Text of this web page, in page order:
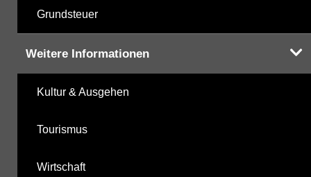
Grundsteuer
Weitere Informationen
Kultur & Ausgehen
Tourismus
Wirtschaft